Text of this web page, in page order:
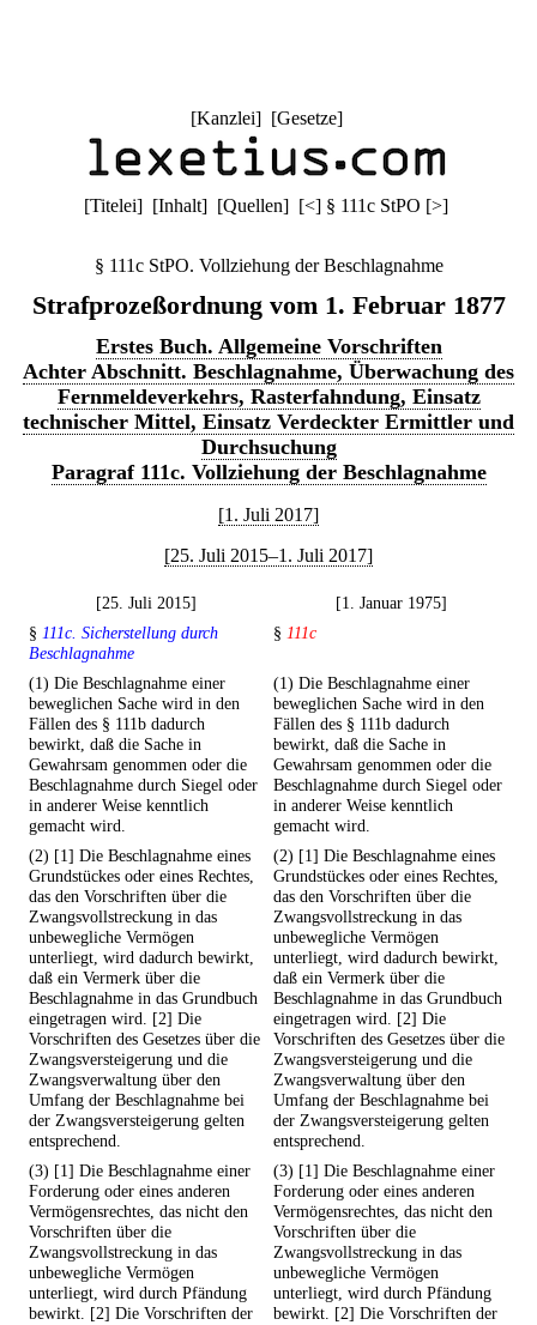
[Kanzlei] [Gesetze]
[Titelei] [Inhalt] [Quellen] [<] § 111c StPO [>]
§ 111c StPO. Vollziehung der Beschlagnahme
Strafprozeßordnung vom 1. Februar 1877
Erstes Buch. Allgemeine Vorschriften
Achter Abschnitt. Beschlagnahme, Überwachung des
Fernmeldeverkehrs, Rasterfahndung, Einsatz
technischer Mittel, Einsatz Verdeckter Ermittler und
Durchsuchung
Paragraf 111c. Vollziehung der Beschlagnahme
[1. Juli 2017]
[25. Juli 2015–1. Juli 2017]
[25. Juli 2015]
[1. Januar 1975]
§ 111c. Sicherstellung durch
Beschlagnahme
§ 111c
(1) Die Beschlagnahme einer
beweglichen Sache wird in den
Fällen des § 111b dadurch
bewirkt, daß die Sache in
Gewahrsam genommen oder die
Beschlagnahme durch Siegel oder
in anderer Weise kenntlich
gemacht wird.
(1) Die Beschlagnahme einer
beweglichen Sache wird in den
Fällen des § 111b dadurch
bewirkt, daß die Sache in
Gewahrsam genommen oder die
Beschlagnahme durch Siegel oder
in anderer Weise kenntlich
gemacht wird.
(2) [1] Die Beschlagnahme eines
Grundstückes oder eines Rechtes,
das den Vorschriften über die
Zwangsvollstreckung in das
unbewegliche Vermögen
unterliegt, wird dadurch bewirkt,
daß ein Vermerk über die
Beschlagnahme in das Grundbuch
eingetragen wird. [2] Die
Vorschriften des Gesetzes über die
Zwangsversteigerung und die
Zwangsverwaltung über den
Umfang der Beschlagnahme bei
der Zwangsversteigerung gelten
entsprechend.
(2) [1] Die Beschlagnahme eines
Grundstückes oder eines Rechtes,
das den Vorschriften über die
Zwangsvollstreckung in das
unbewegliche Vermögen
unterliegt, wird dadurch bewirkt,
daß ein Vermerk über die
Beschlagnahme in das Grundbuch
eingetragen wird. [2] Die
Vorschriften des Gesetzes über die
Zwangsversteigerung und die
Zwangsverwaltung über den
Umfang der Beschlagnahme bei
der Zwangsversteigerung gelten
entsprechend.
(3) [1] Die Beschlagnahme einer
Forderung oder eines anderen
Vermögensrechtes, das nicht den
Vorschriften über die
Zwangsvollstreckung in das
unbewegliche Vermögen
unterliegt, wird durch Pfändung
bewirkt. [2] Die Vorschriften der
(3) [1] Die Beschlagnahme einer
Forderung oder eines anderen
Vermögensrechtes, das nicht den
Vorschriften über die
Zwangsvollstreckung in das
unbewegliche Vermögen
unterliegt, wird durch Pfändung
bewirkt. [2] Die Vorschriften der